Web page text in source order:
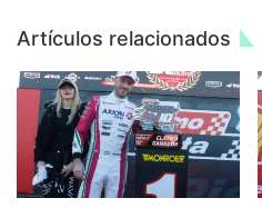
Artículos relacionados